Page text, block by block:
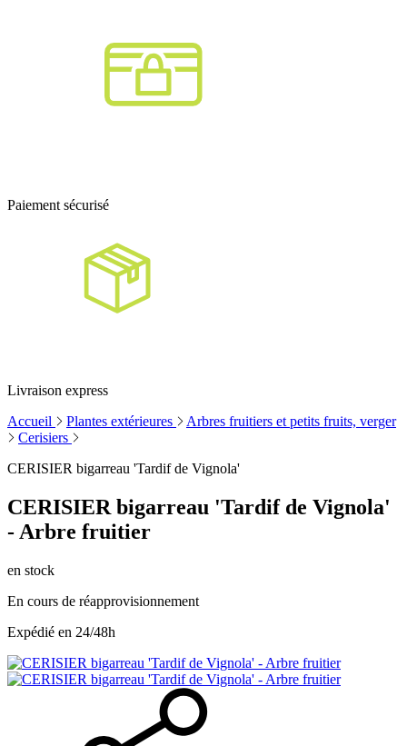
Paiement sécurisé
Livraison express
Accueil
Plantes extérieures
Arbres fruitiers et petits fruits, verger
Cerisiers
CERISIER bigarreau 'Tardif de Vignola'
CERISIER bigarreau 'Tardif de Vignola'
- Arbre fruitier
en stock
En cours de réapprovisionnement
Expédié en 24/48h